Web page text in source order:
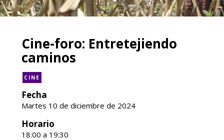
Cine-foro: Entretejiendo
caminos
CINE
Fecha
Martes 10 de diciembre de 2024
Horario
18:00 a 19:30